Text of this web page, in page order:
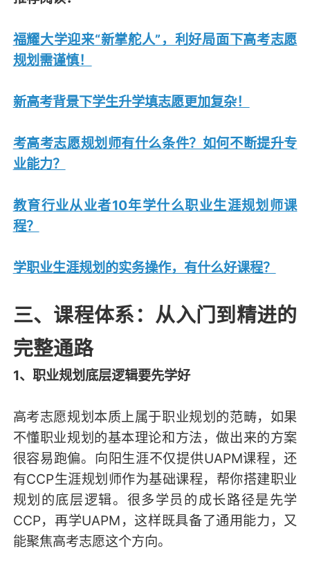
福耀大学迎来“新掌舵人”，利好局面下高考志愿
规划需谨慎！
新高考背景下学生升学填志愿更加复杂！
考高考志愿规划师有什么条件？如何不断提升专
业能力？
教育行业从业者10年学什么职业生涯规划师课
程？
学职业生涯规划的实务操作，有什么好课程？
三、课程体系：从入门到精进的
完整通路
1、职业规划底层逻辑要先学好
高考志愿规划本质上属于职业规划的范畴，如果
不懂职业规划的基本理论和方法，做出来的方案
很容易跑偏。向阳生涯不仅提供UAPM课程，还
有CCP生涯规划师作为基础课程，帮你搭建职业
规划的底层逻辑。很多学员的成长路径是先学
CCP，再学UAPM，这样既具备了通用能力，又
能聚焦高考志愿这个方向。